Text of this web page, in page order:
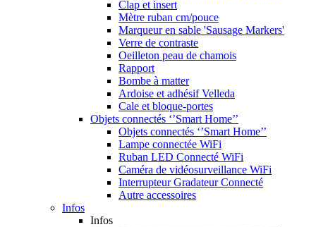
Clap et insert
Mètre ruban cm/pouce
Marqueur en sable 'Sausage Markers'
Verre de contraste
Oeilleton peau de chamois
Rapport
Bombe à matter
Ardoise et adhésif Velleda
Cale et bloque-portes
Objets connectés ‘’Smart Home’’
Objets connectés ‘’Smart Home’’
Lampe connectée WiFi
Ruban LED Connecté WiFi
Caméra de vidéosurveillance WiFi
Interrupteur Gradateur Connecté
Autre accessoires
Infos
Infos